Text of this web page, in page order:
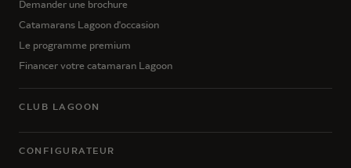
Demander une brochure
Catamarans Lagoon d'occasion
Le programme premium
Financer votre catamaran Lagoon
CLUB LAGOON
CONFIGURATEUR